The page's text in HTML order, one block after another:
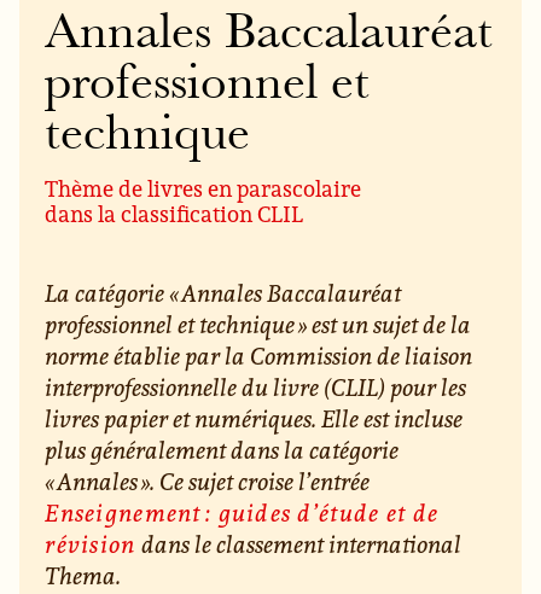
Annales Baccalauréat
professionnel et
technique
Thème de livres en parascolaire
dans la classification CLIL
La catégorie « Annales Baccalauréat
professionnel et technique » est un sujet de la
norme établie par la Commission de liaison
interprofessionnelle du livre (CLIL) pour les
livres papier et numériques. Elle est incluse
plus généralement dans la catégorie
« Annales ». Ce sujet croise l’entrée
Enseignement : guides d’étude et de
révision dans le classement international
Thema.